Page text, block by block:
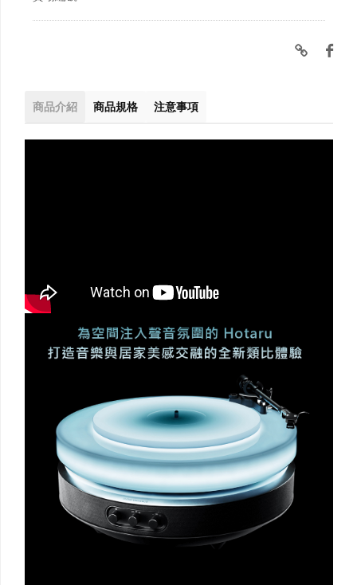
商品介紹 商品規格 注意事項